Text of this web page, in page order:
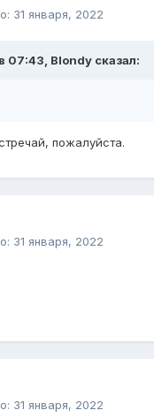
31 января, 2022
07:43, Blondy сказал:
пожалуйста.
31 января, 2022
31 января, 2022